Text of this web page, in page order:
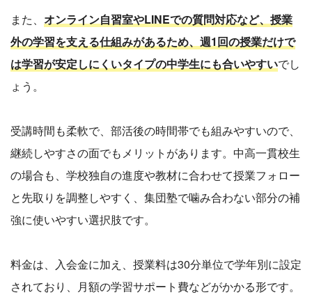
また、 オンライン自習室やLINEでの質問対応など、授業
外の学習を支える仕組みがあるため、週1回の授業だけで
は学習が安定しにくいタイプの中学生にも合いやすいでし
ょう。
受講時間も柔軟で、部活後の時間帯でも組みやすいので、
継続しやすさの面でもメリットがあります。中高一貫校生
の場合も、学校独自の進度や教材に合わせて授業フォロー
と先取りを調整しやすく、集団塾で噛み合わない部分の補
強に使いやすい選択肢です。
料金は、入会金に加え、授業料は30分単位で学年別に設定
されており、月額の学習サポート費などがかかる形です。